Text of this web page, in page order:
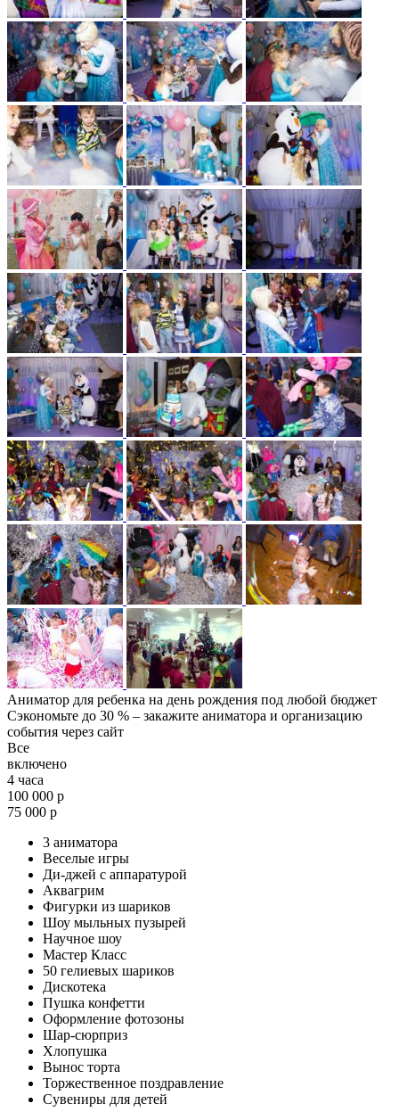
Аниматор для ребенка на день рождения под любой бюджет
Сэкономьте до 30 % – закажите аниматора и организацию
события через сайт
Все
включено
4 часа
100 000 р
75 000 р
3 аниматора
Веселые игры
Ди-джей с аппаратурой
Аквагрим
Фигурки из шариков
Шоу мыльных пузырей
Научное шоу
Мастер Класс
50 гелиевых шариков
Дискотека
Пушка конфетти
Оформление фотозоны
Шар-сюрприз
Хлопушка
Вынос торта
Торжественное поздравление
Сувениры для детей